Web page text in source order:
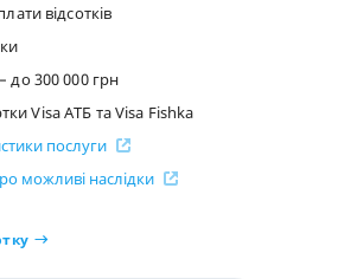
відсотків
до 300 000 грн
Visa АТБ та Visa Fishka
послуги
можливі наслідки